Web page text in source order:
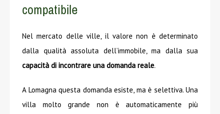
compatibile
Nel mercato delle ville, il valore non è determinato
dalla qualità assoluta dell’immobile, ma dalla sua
capacità di incontrare una domanda reale.
A Lomagna questa domanda esiste, ma è selettiva. Una
villa molto grande non è automaticamente più